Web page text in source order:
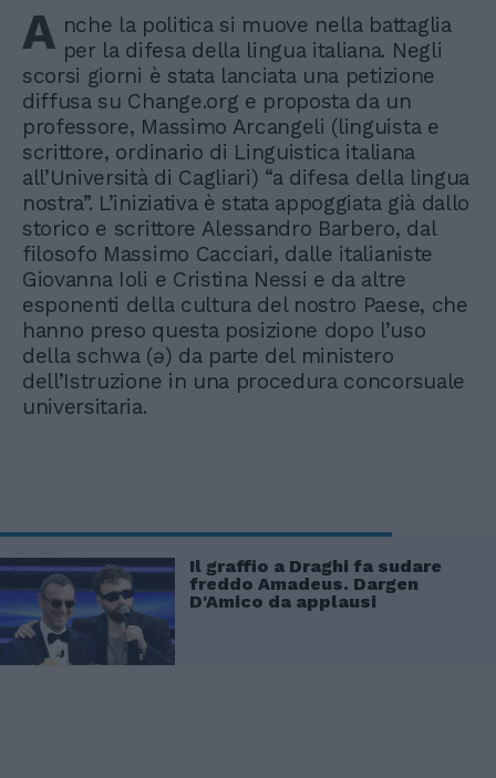
A nche la politica si muove nella battaglia
per la difesa della lingua italiana. Negli
scorsi giorni è stata lanciata una petizione
diffusa su Change.org e proposta da un
professore, Massimo Arcangeli (linguista e
scrittore, ordinario di Linguistica italiana
all’Università di Cagliari) “a difesa della lingua
nostra”. L’iniziativa è stata appoggiata già dallo
storico e scrittore Alessandro Barbero, dal
filosofo Massimo Cacciari, dalle italianiste
Giovanna Ioli e Cristina Nessi e da altre
esponenti della cultura del nostro Paese, che
hanno preso questa posizione dopo l’uso
della schwa (ə) da parte del ministero
dell’Istruzione in una procedura concorsuale
universitaria.
Il graffio a Draghi fa sudare
freddo Amadeus. Dargen
D'Amico da applausi